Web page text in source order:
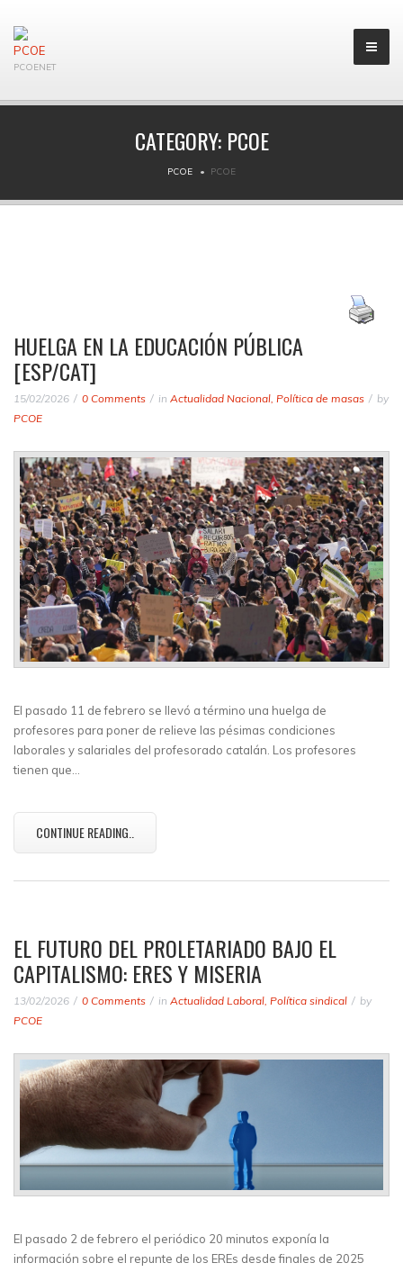
PCOENET
CATEGORY:PCOE
PCOE PCOE
HUELGA EN LA EDUCACIÓN PÚBLICA
[ESP/CAT]
15/02/2026 0 Comments in Actualidad Nacional, Política de masas
by
PCOE
El pasado 11 de febrero se llevó a término una huelga de
profesores para poner de relieve las pésimas condiciones
laborales y salariales del profesorado catalán. Los profesores
tienen que…
CONTINUE READING..
EL FUTURO DEL PROLETARIADO BAJO EL
CAPITALISMO: ERES Y MISERIA
13/02/2026 0 Comments in Actualidad Laboral, Política sindical
by
PCOE
El pasado 2 de febrero el periódico 20 minutos exponía la
información sobre el repunte de los EREs desde finales de 2025